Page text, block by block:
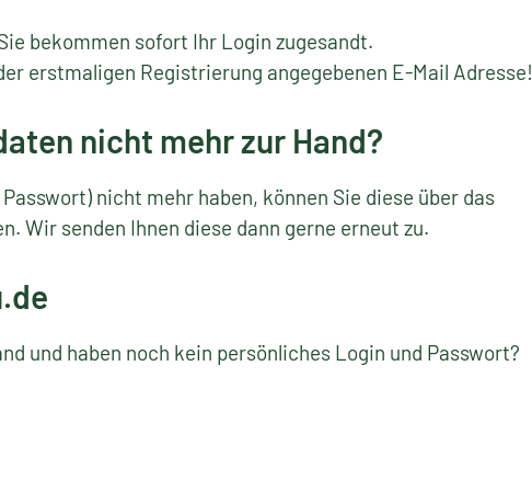
bekommen sofort Ihr Login zugesandt.
erstmaligen Registrierung angegebenen E-Mail Adresse!
nicht mehr zur Hand?
nicht mehr haben, können Sie diese über das
Wir senden Ihnen diese dann gerne erneut zu.
und haben noch kein persönliches Login und Passwort?